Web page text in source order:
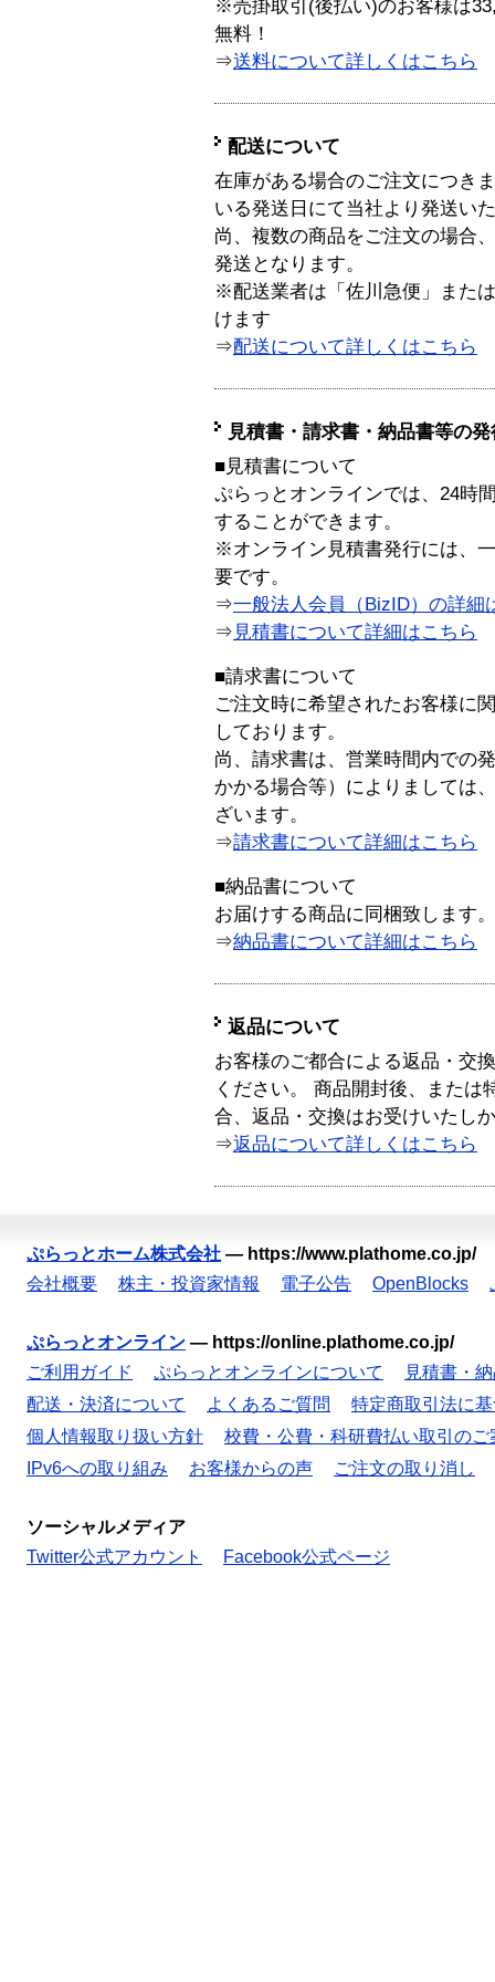
※売掛取引(後払い)のお客様は
無料！
⇒送料について詳しくはこちら
配送について
在庫がある場合のご注文につき
いる発送日にて当社より発送い
尚、複数の商品をご注文の場合
発送となります。
※配送業者は「佐川急便」また
けます
⇒配送について詳しくはこちら
見積書・請求書・納品書等の
■見積書について
ぷらっとオンラインでは、24時
することができます。
※オンライン見積書発行には、
要です。
⇒一般法人会員（BizID）の詳細
⇒ 見積書について詳細はこちら
■請求書について
ご注文時に希望されたお客様に
しております。
尚、請求書は、営業時間内での
かかる場合等）によりましては
ざいます。
⇒請求書について詳細はこちら
■納品書について
お届けする商品に同梱致します。
⇒納品書について詳細はこちら
返品について
お客様のご都合による返品・交
ください。 商品開封後、または
合、返品・交換はお受けいたし
⇒返品について詳しくはこちら
ぷらっとホーム株式会社 — https://www.plathome.co.jp/
会社概要
株主・投資家情報 電子公告 OpenBlocks
ぷらっとオンライン — https://online.plathome.co.jp/
ご利用ガイド
ぷらっとオンラインについて
見積書・
配送・決済について
よくあるご質問
特定商取引法に
個人情報取り扱い方針
校費・公費・科研費払い取引のご
IPv6への取り組み
お客様からの声 ご注文の取り消し
ソーシャルメディア
Twitter公式アカウント
Facebook公式ページ